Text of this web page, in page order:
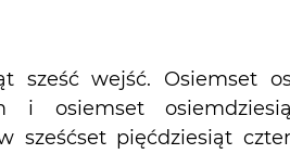
sześć wejść. Osiemset
i osiemset
sześćset pięćdziesiąt